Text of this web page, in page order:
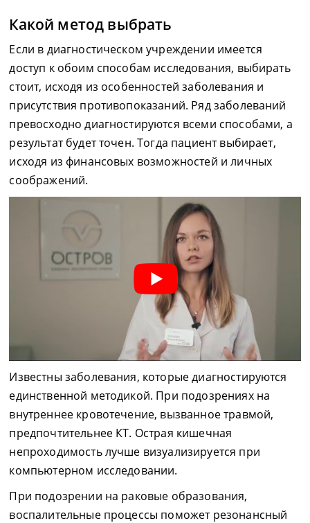
Какой метод выбрать
Если в диагностическом учреждении имеется
доступ к обоим способам исследования, выбирать
стоит, исходя из особенностей заболевания и
присутствия противопоказаний. Ряд заболеваний
превосходно диагностируются всеми способами, а
результат будет точен. Тогда пациент выбирает,
исходя из финансовых возможностей и личных
соображений.
Известны заболевания, которые диагностируются
единственной методикой. При подозрениях на
внутреннее кровотечение, вызванное травмой,
предпочтительнее КТ. Острая кишечная
непроходимость лучше визуализируется при
компьютерном исследовании.
При подозрении на раковые образования,
воспалительные процессы поможет резонансный